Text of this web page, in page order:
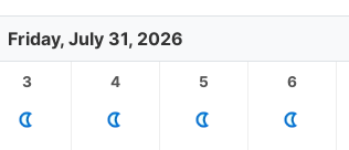
Friday, July 31, 2026
3 4 5 6